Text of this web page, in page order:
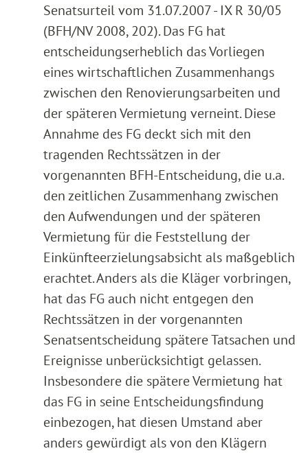
Senatsurteil vom 31.07.2007 - IX R 30/05
(BFH/NV 2008, 202). Das FG hat
entscheidungserheblich das Vorliegen
eines wirtschaftlichen Zusammenhangs
zwischen den Renovierungsarbeiten und
der späteren Vermietung verneint. Diese
Annahme des FG deckt sich mit den
tragenden Rechtssätzen in der
vorgenannten BFH-Entscheidung, die u.a.
den zeitlichen Zusammenhang zwischen
den Aufwendungen und der späteren
Vermietung für die Feststellung der
Einkünfteerzielungsabsicht als maßgeblich
erachtet. Anders als die Kläger vorbringen,
hat das FG auch nicht entgegen den
Rechtssätzen in der vorgenannten
Senatsentscheidung spätere Tatsachen und
Ereignisse unberücksichtigt gelassen.
Insbesondere die spätere Vermietung hat
das FG in seine Entscheidungsfindung
einbezogen, hat diesen Umstand aber
anders gewürdigt als von den Klägern